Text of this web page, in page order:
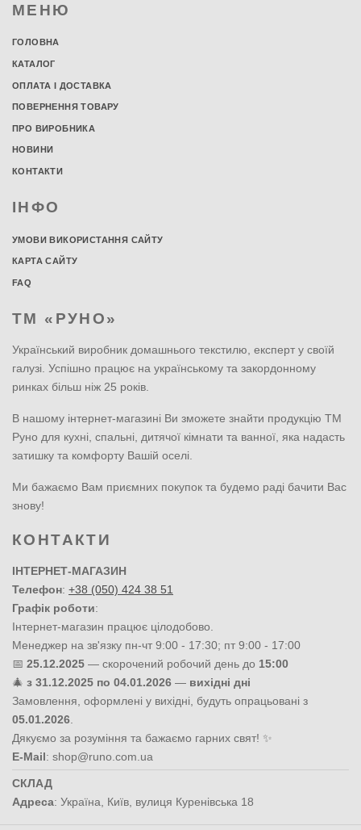
МЕНЮ
ГОЛОВНА
КАТАЛОГ
ОПЛАТА І ДОСТАВКА
ПОВЕРНЕННЯ ТОВАРУ
ПРО ВИРОБНИКА
НОВИНИ
КОНТАКТИ
ІНФО
УМОВИ ВИКОРИСТАННЯ САЙТУ
КАРТА САЙТУ
FAQ
ТМ «РУНО»
Український виробник домашнього текстилю, експерт у своїй
галузі. Успішно працює на українському та закордонному
ринках більш ніж 25 років.
В нашому інтернет-магазині Ви зможете знайти продукцію ТМ
Руно для кухні, спальні, дитячої кімнати та ванної, яка надасть
затишку та комфорту Вашій оселі.
Ми бажаємо Вам приємних покупок та будемо раді бачити Вас
знову!
КОНТАКТИ
ІНТЕРНЕТ-МАГАЗИН
Телефон: +38 (050) 424 38 51
Графік роботи:
Інтернет-магазин працює цілодобово.
Менеджер на зв'язку пн-чт 9:00 - 17:30; пт 9:00 - 17:00
📅 25.12.2025 — скорочений робочий день до 15:00
🎄 з 31.12.2025 по 04.01.2026 — вихідні дні
Замовлення, оформлені у вихідні, будуть опрацьовані з
05.01.2026
Дякуємо за розуміння та бажаємо гарних свят! ✨
E-Mail: shop@runo.com.ua
СКЛАД
Адреса: Україна Київ вулиця Куренівська 18